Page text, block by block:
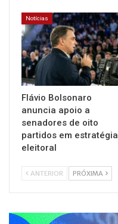
Notícias
Flávio Bolsonaro
anuncia apoio a
senadores de oito
partidos em estratégia
eleitoral
ANTERIOR PRÓXIMA